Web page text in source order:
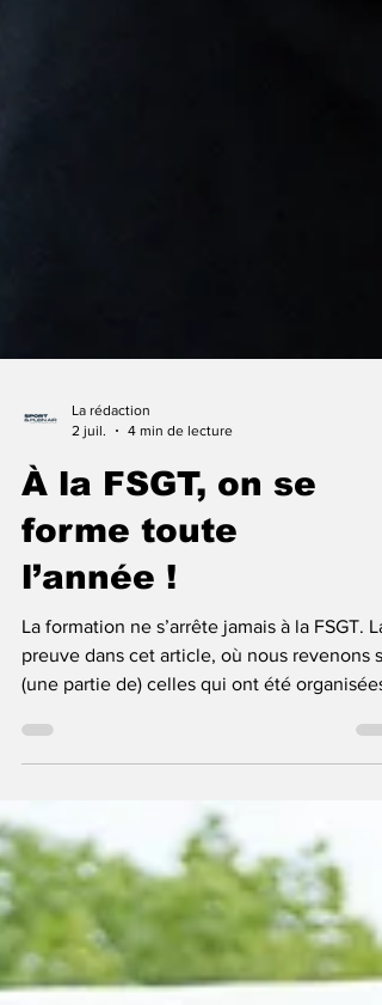
2 juil.
4 min de lecture
À la FSGT, on se
forme toute
l’année !
La formation ne s’arrête jamais à la FSGT. La
preuve dans cet article, où nous revenons
(une partie de) celles qui ont été organisées